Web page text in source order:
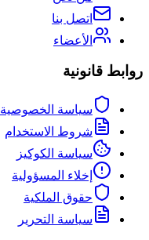
اتصل بنا
الأعضاء
روابط قانونية
سياسة الخصوصية
شروط الاستخدام
سياسة الكوكيز
إخلاء المسؤولية
حقوق الملكية
سياسة التحرير